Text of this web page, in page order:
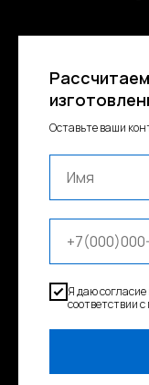
Оставьте ваши
Я даю
соответствии